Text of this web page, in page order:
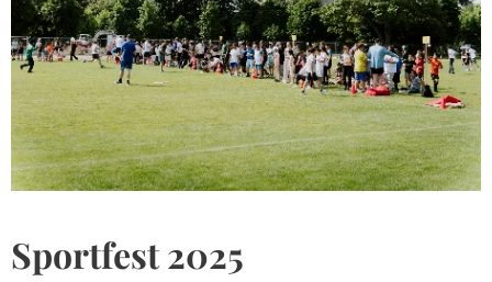
Sportfest 2025